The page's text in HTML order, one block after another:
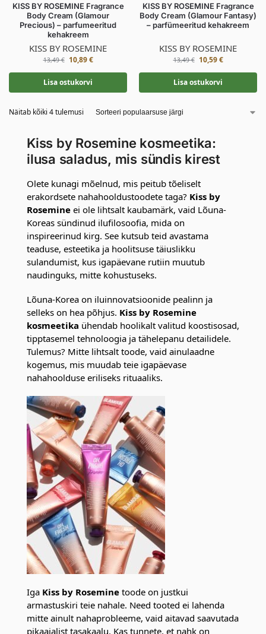
KISS BY ROSEMINE Fragrance
Body Cream (Glamour
Precious) – parfumeeritud
kehakreem
KISS BY ROSEMINE
13,49€ 10,89€
Lisa ostukorvi
KISS BY ROSEMINE Fragrance
Body Cream (Glamour Fantasy)
– parfümeeritud kehakreem
KISS BY ROSEMINE
13,49€ 10,59€
Lisa ostukorvi
Näitab kõiki 4 tulemusi
Kiss by Rosemine kosmeetika:
ilusa saladus, mis sündis kirest
Olete kunagi mõelnud, mis peitub tõeliselt
erakordsete nahahooldustoodete taga? Kiss by
Rosemine ei ole lihtsalt kaubamärk, vaid Lõuna-
Koreas sündinud ilufilosoofia, mida on
inspireerinud kirg. See kutsub teid avastama
teaduse, esteetika ja hoolitsuse täiuslikku
sulandumist, kus igapäevane rutiin muutub
naudinguks, mitte kohustuseks.
Lõuna-Korea on iluinnovatsioonide pealinn ja
selleks on hea põhjus. Kiss by Rosemine
kosmeetika ühendab hoolikalt valitud koostisosad,
tipptasemel tehnoloogia ja tähelepanu detailidele.
Tulemus? Mitte lihtsalt toode, vaid ainulaadne
kogemus, mis muudab teie igapäevase
nahahoolduse eriliseks rituaaliks.
Iga Kiss by Rosemine toode on justkui
armastuskiri teie nahale. Need tooted ei lahenda
mitte ainult nahaprobleeme, vaid aitavad saavutada
pikaajalist tasakaalu. Kas tunnete, et nahk on